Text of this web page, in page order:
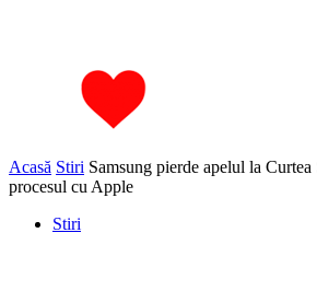
Acasă Stiri Samsung pierde apelul la
procesul cu Apple
Stiri